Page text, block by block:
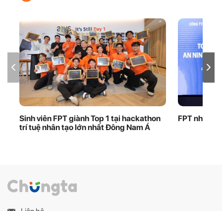
Sinh viên FPT giành Top 1 tại hackathon
trí tuệ nhân tạo lớn nhất Đông Nam Á
FPT nhận